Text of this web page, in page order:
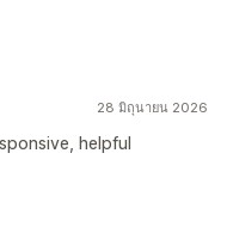
28 มิถุนายน 2026
helpful